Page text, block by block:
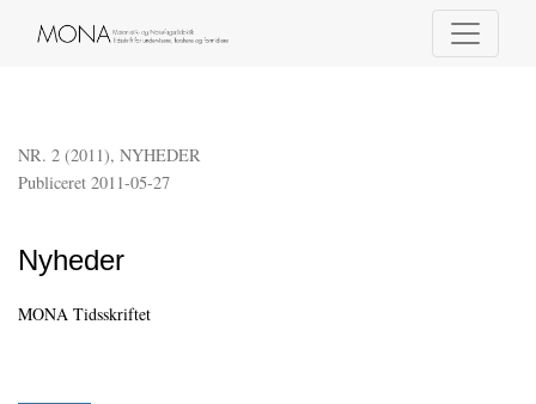
NR. 2 (2011), NYHEDER
Nyheder
Publiceret 2011-05-27
MONA Tidsskriftet